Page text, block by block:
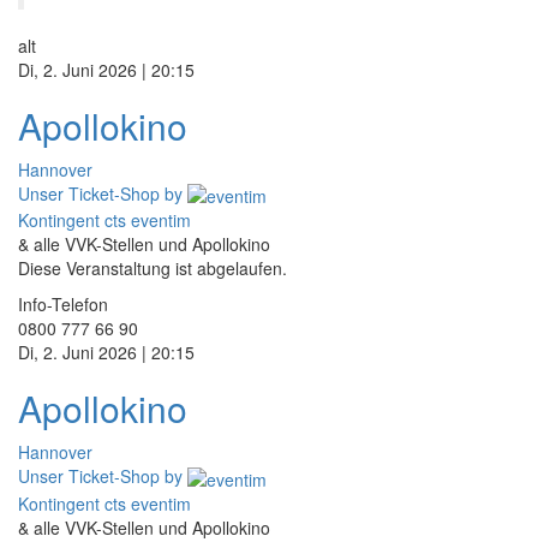
alt
Di, 2. Juni 2026 | 20:15
Apollokino
Hannover
Unser Ticket-Shop by
Kontingent cts eventim
& alle VVK-Stellen und Apollokino
Diese Veranstaltung ist abgelaufen.
Info-Telefon
0800 777 66 90
Di, 2. Juni 2026 | 20:15
Apollokino
Hannover
Unser Ticket-Shop by
Kontingent cts eventim
& alle VVK-Stellen und Apollokino